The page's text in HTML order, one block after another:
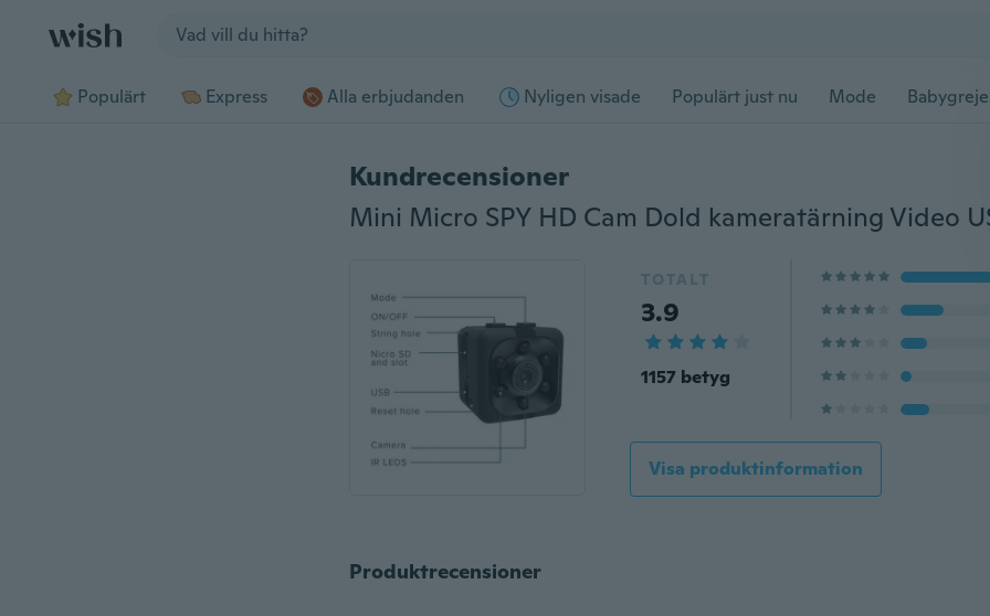
Populärt Express Alla erbjudanden Nyligen visade Populärt just nu Mode
Kundrecensioner
TOTALT
3.9
1157 betyg
Visa produktinformation
Produktrecensioner